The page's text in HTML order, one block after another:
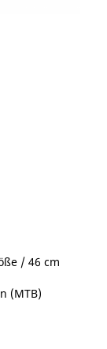
/ 46 cm
(MTB)